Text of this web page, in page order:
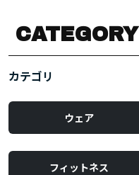
CATEGORY
カテゴリ
ウェア
フィットネス